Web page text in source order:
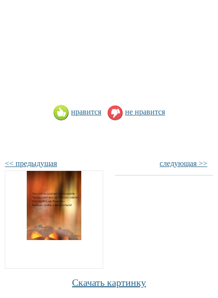
нравится не нравится
<< предыдущая следующая >>
Скачать картинку